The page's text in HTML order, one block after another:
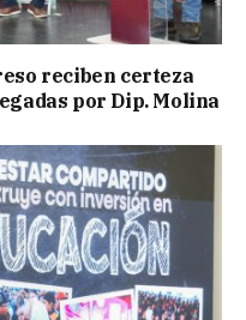
reciben certeza
por Dip. Molina